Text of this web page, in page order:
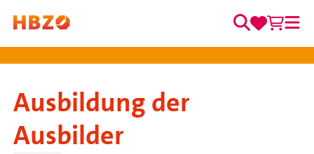
Zum Inhalt springen
Hauptnavigation Suche
Ausbildung der
Ausbilder